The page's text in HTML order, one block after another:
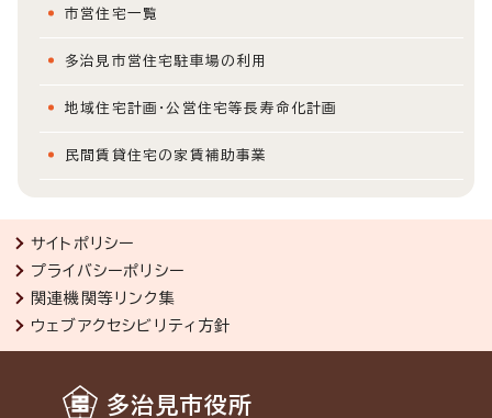
市営住宅一覧
多治見市営住宅駐車場の利用
地域住宅計画・公営住宅等長寿命化計画
民間賃貸住宅の家賃補助事業
サイトポリシー
プライバシーポリシー
関連機関等リンク集
ウェブアクセシビリティ方針
多治見市役所